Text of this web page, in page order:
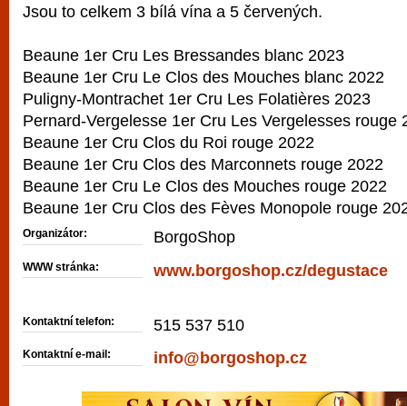
Jsou to celkem 3 bílá vína a 5 červených.
Beaune 1er Cru Les Bressandes blanc 2023
Beaune 1er Cru Le Clos des Mouches blanc 2022
Puligny-Montrachet 1er Cru Les Folatières 2023
Pernard-Vergelesse 1er Cru Les Vergelesses rouge
Beaune 1er Cru Clos du Roi rouge 2022
Beaune 1er Cru Clos des Marconnets rouge 2022
Beaune 1er Cru Le Clos des Mouches rouge 2022
Beaune 1er Cru Clos des Fèves Monopole rouge
Organizátor: BorgoShop
WWW stránka: www.borgoshop.cz/degustace
Kontaktní telefon: 515 537 510
Kontaktní e-mail: info@borgoshop.cz